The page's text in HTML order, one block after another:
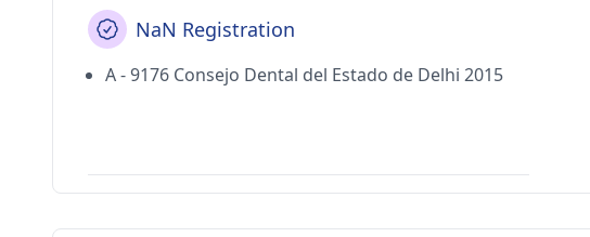
NaN Registration
A - 9176 Consejo Dental del Estado de Delhi 2015